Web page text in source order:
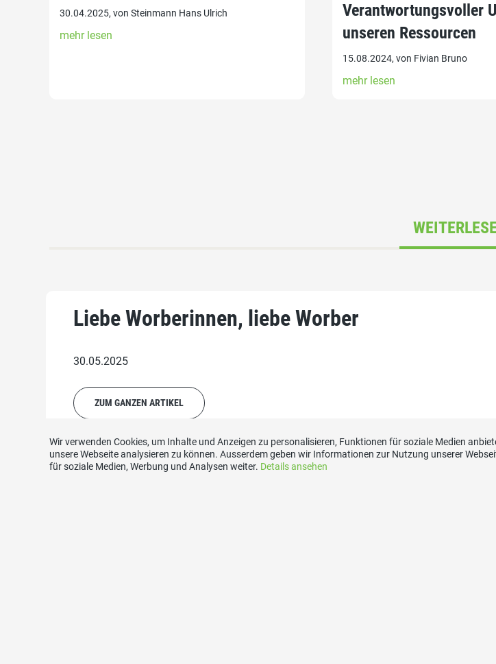
30.04.2025, von Steinmann Hans Ulrich
mehr lesen
Verantwortungsvoller
unseren Ressourcen
15.08.2024, von Fivian Bruno
mehr lesen
Liebe Worberinnen, liebe Worber
30.05.2025
ZUM GANZEN ARTIKEL
Wir verwenden Cookies, um Inhalte und Anzeigen zu personalisieren, Funktionen für soziale Medien
unsere Webseite analysieren zu können. Ausserdem geben wir Informationen zur Nutzung unserer
für soziale Medien, Werbung und Analysen weiter. Details ansehen